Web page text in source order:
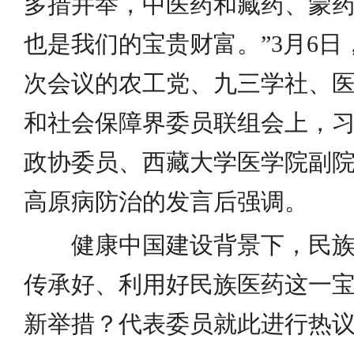
也是我们的宝贵财富。”3月6
次会议的农工党、九三学社、
和社会保障界委员联组会上，
政协委员、西藏大学医学院副
高原病防治的发言后强调。
健康中国建设背景下，民
传承好、利用好民族医药这一
新举措？代表委员就此进行热